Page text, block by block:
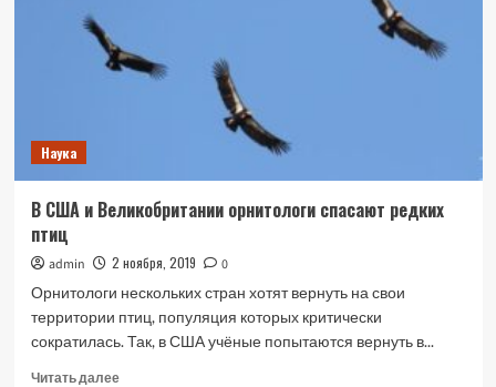
Наука
В США и Великобритании орнитологи спасают редких
птиц
admin 2 ноября, 2019
0
Орнитологи нескольких стран хотят вернуть на свои
территории птиц, популяция которых критически
сократилась. Так, в США учёные попытаются вернуть в...
Читать далееПрочитать